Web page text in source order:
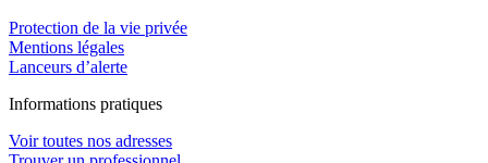
Protection de la vie privée
Mentions légales
Lanceurs d’alerte
Informations pratiques
Voir toutes nos adresses